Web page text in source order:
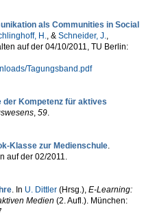
als Communities in Social
H., & Schneider, J.,
auf der 04/10/2011, TU Berlin:
Tagungsband.pdf
der Kompetenz für aktives
, 59.
Klasse zur Medienschule.
auf der 02/2011.
. In U. Dittler(Hrsg.), E-Learning:
Medien (2. Aufl.). München: